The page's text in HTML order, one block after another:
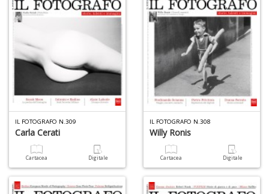
IL FOTOGRAFO N.309
Carla Cerati
Cartacea Digitale
IL FOTOGRAFO N.308
Willy Ronis
Cartacea Digitale